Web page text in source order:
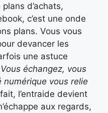
d’achats,
c’est une onde
plans. Vous vous
devancer les
une astuce
Vous échangez, vous
numérique vous relie
l’entraide devient
aux regards,